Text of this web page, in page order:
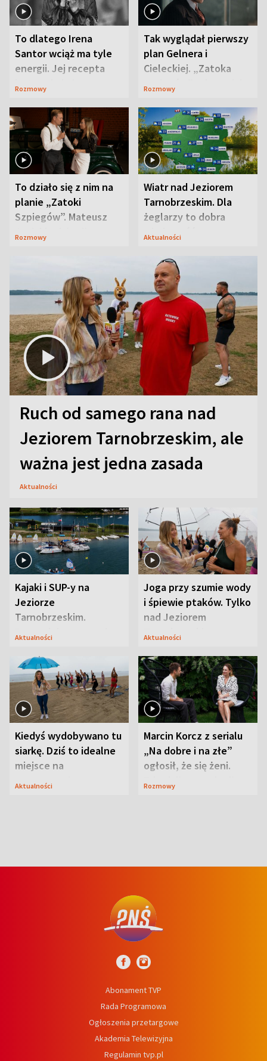
To dlatego Irena
Santor wciąż ma tyle
energii. Jej recepta
jest zaskakująco
Rozmowy
Tak wyglądał pierwszy
plan Gelnera i
Cieleckiej. „Zatoka
szpiegów” od razu ich
Rozmowy
To działo się z nim na
planie „Zatoki
Szpiegów”. Mateusz
Janicki odsłonił
Rozmowy
Wiatr nad Jeziorem
Tarnobrzeskim. Dla
żeglarzy to dobra
wiadomość
Aktualności
Ruch od samego rana nad
Jeziorem Tarnobrzeskim, ale
ważna jest jedna zasada
Aktualności
Kajaki i SUP-y na
Jeziorze
Tarnobrzeskim.
Przyrodnicy zwracają
Aktualności
Joga przy szumie wody
i śpiewie ptaków. Tylko
nad Jeziorem
Tarnobrzeskim
Aktualności
Kiedyś wydobywano tu
siarkę. Dziś to idealne
miejsce na
wypoczynek
Aktualności
Marcin Korcz z serialu
„Na dobre i na złe”
ogłosił, że się żeni.
Zdradził, co zmienił
Rozmowy
Abonament TVP
Rada Programowa
Ogłoszenia przetargowe
Akademia Telewizyjna
Regulamin tvp.pl